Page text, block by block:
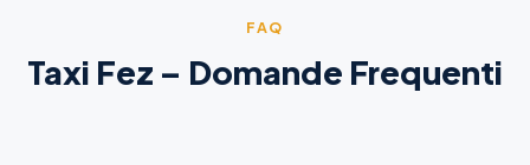
FAQ
Taxi Fez – Domande Frequenti